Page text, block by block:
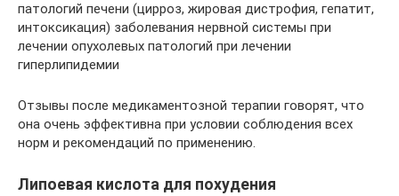
патологий печени (цирроз, жировая дистрофия, гепатит,
интоксикация) заболевания нервной системы при
лечении опухолевых патологий при лечении
гиперлипидемии
Отзывы после медикаментозной терапии говорят, что
она очень эффективна при условии соблюдения всех
норм и рекомендаций по применению.
Липоевая кислота для похудения